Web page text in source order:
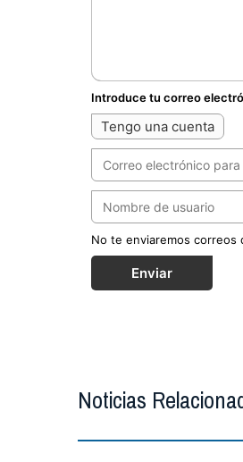
Introduce tu correo
Tengo una cuenta
No te enviaremos correos
Enviar
Noticias